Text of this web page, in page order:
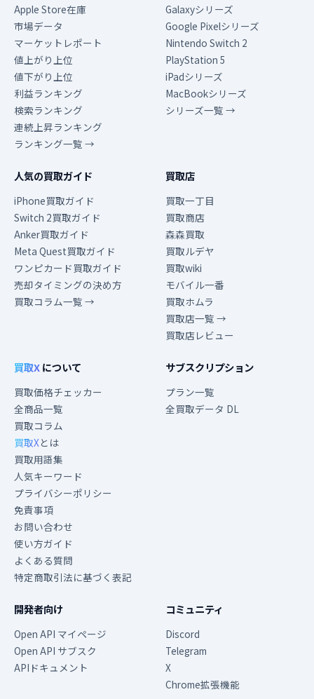
Apple Store在庫
市場データ
マーケットレポート
値上がり上位
値下がり上位
利益ランキング
検索ランキング
連続上昇ランキング
ランキング一覧 →
Galaxyシリーズ
Google Pixelシリーズ
Nintendo Switch 2
PlayStation 5
iPadシリーズ
MacBookシリーズ
シリーズ一覧 →
人気の買取ガイド
iPhone買取ガイド
Switch 2買取ガイド
Anker買取ガイド
Meta Quest買取ガイド
ワンピカード買取ガイド
売却タイミングの決め方
買取コラム一覧 →
買取店
買取一丁目
買取商店
森森買取
買取ルデヤ
買取wiki
モバイル一番
買取ホムラ
買取店一覧 →
買取店レビュー
買取Xについて
買取価格チェッカー
全商品一覧
買取コラム
買取Xとは
買取用語集
人気キーワード
プライバシーポリシー
免責事項
お問い合わせ
使い方ガイド
よくある質問
特定商取引法に基づく表記
サブスクリプション
プラン一覧
全買取データ DL
開発者向け
Open API マイページ
Open API サブスク
APIドキュメント
コミュニティ
Discord
Telegram
X
Chrome拡張機能